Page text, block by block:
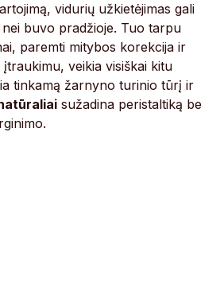
vidurių užkietėjimas gali
buvo pradžioje. Tuo tarpu
paremti mitybos korekcija ir
veikia visiškai kitu
tinkamą žarnyno turinio tūrį ir
sužadina peristaltiką be